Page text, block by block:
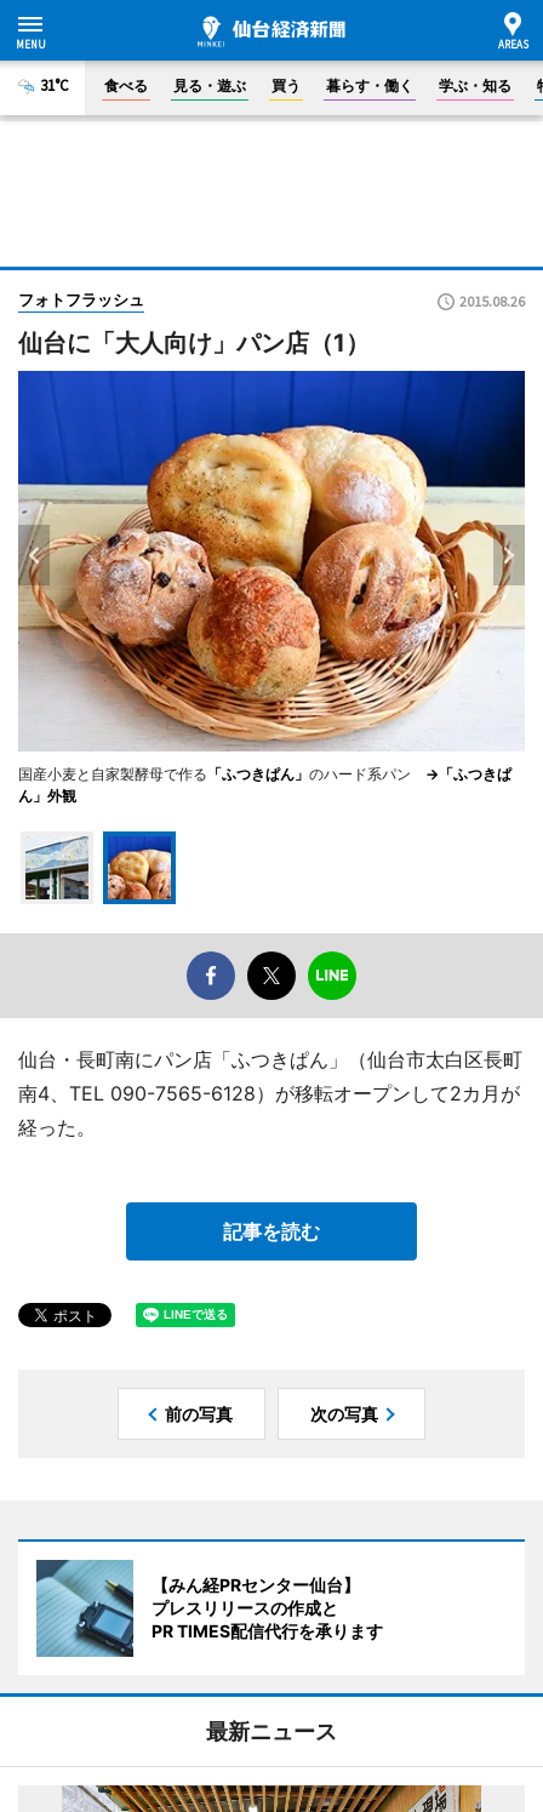
31°C 食べる 見る・遊ぶ 買う 暮らす・働く 学ぶ・知る
フォトフラッシュ 2015.08.26
仙台に「大人向け」パン店（1）
国産小麦と自家製酵母で作る 「ふつきぱん」 のハード系パン →「ふつきぱ
ん」外観
仙台・長町南にパン店「ふつきぱん」（仙台市太白区長町
南4、TEL 090-7565-6128）が移転オープンして2カ月が
経った。
記事を読む
前の写真 次の写真
【みん経PRセンター仙台】
プレスリリースの作成と
PR TIMES配信代行を承ります
最新ニュース